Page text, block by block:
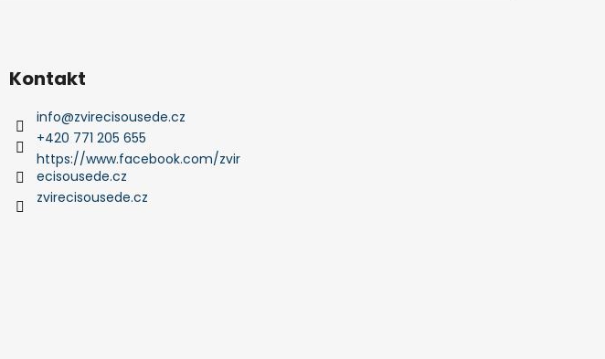
Kontakt
info@zvirecisousede.cz
+420 771 205 655
https://www.facebook.com/zvir
ecisousede.cz
zvirecisousede.cz